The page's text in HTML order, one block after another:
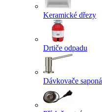
Keramické dřezy
Drtiče odpadu
Dávkovače